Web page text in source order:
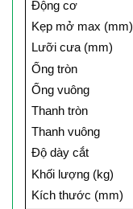
Động cơ
Kẹp mở max (mm)
Lưỡi cưa (mm)
Ống tròn
Ống vuông
Thanh tròn
Thanh vuông
Độ dày cắt
Khối lượng (kg)
Kích thước (mm)